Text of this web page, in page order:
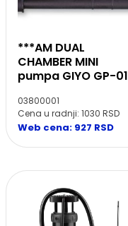
***AM DUAL
CHAMBER MINI
pumpa GIYO GP-01
03800001
Cena u radnji: 1030 RSD
Web cena: 927 RSD